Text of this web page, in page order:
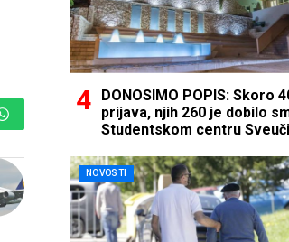
DONOSIMO POPIS: Skoro
prijava, njih 260 je dobilo
Studentskom centru
NOVOSTI